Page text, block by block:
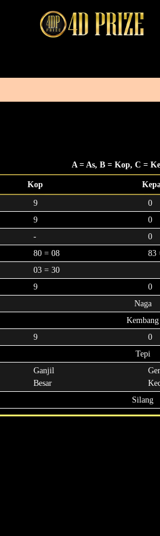
A = As, B = Kop, C =
Kop
9 0
9 0
- 0
80 = 08 83
03 = 30
9 0
Naga
Kembang
9 0
Tepi
Ganjil
Besar
Silang